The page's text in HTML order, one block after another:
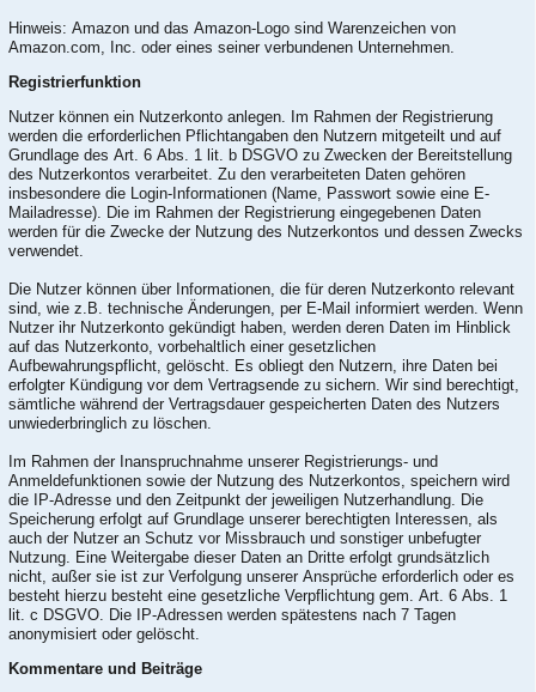
Hinweis: Amazon und das Amazon-Logo sind Warenzeichen von
Amazon.com, Inc. oder eines seiner verbundenen Unternehmen.
Registrierfunktion
Nutzer können ein Nutzerkonto anlegen. Im Rahmen der Registrierung
werden die erforderlichen Pflichtangaben den Nutzern mitgeteilt und auf
Grundlage des Art. 6 Abs. 1 lit. b DSGVO zu Zwecken der Bereitstellung
des Nutzerkontos verarbeitet. Zu den verarbeiteten Daten gehören
insbesondere die Login-Informationen (Name, Passwort sowie eine E-
Mailadresse). Die im Rahmen der Registrierung eingegebenen Daten
werden für die Zwecke der Nutzung des Nutzerkontos und dessen Zwecks
verwendet.
Die Nutzer können über Informationen, die für deren Nutzerkonto relevant
sind, wie z.B. technische Änderungen, per E-Mail informiert werden. Wenn
Nutzer ihr Nutzerkonto gekündigt haben, werden deren Daten im Hinblick
auf das Nutzerkonto, vorbehaltlich einer gesetzlichen
Aufbewahrungspflicht, gelöscht. Es obliegt den Nutzern, ihre Daten bei
erfolgter Kündigung vor dem Vertragsende zu sichern. Wir sind berechtigt,
sämtliche während der Vertragsdauer gespeicherten Daten des Nutzers
unwiederbringlich zu löschen.
Im Rahmen der Inanspruchnahme unserer Registrierungs- und
Anmeldefunktionen sowie der Nutzung des Nutzerkontos, speichern wird
die IP-Adresse und den Zeitpunkt der jeweiligen Nutzerhandlung. Die
Speicherung erfolgt auf Grundlage unserer berechtigten Interessen, als
auch der Nutzer an Schutz vor Missbrauch und sonstiger unbefugter
Nutzung. Eine Weitergabe dieser Daten an Dritte erfolgt grundsätzlich
nicht, außer sie ist zur Verfolgung unserer Ansprüche erforderlich oder es
besteht hierzu besteht eine gesetzliche Verpflichtung gem. Art. 6 Abs. 1
lit. c DSGVO. Die IP-Adressen werden spätestens nach 7 Tagen
anonymisiert oder gelöscht.
Kommentare und Beiträge